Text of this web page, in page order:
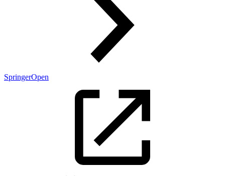
SpringerOpen